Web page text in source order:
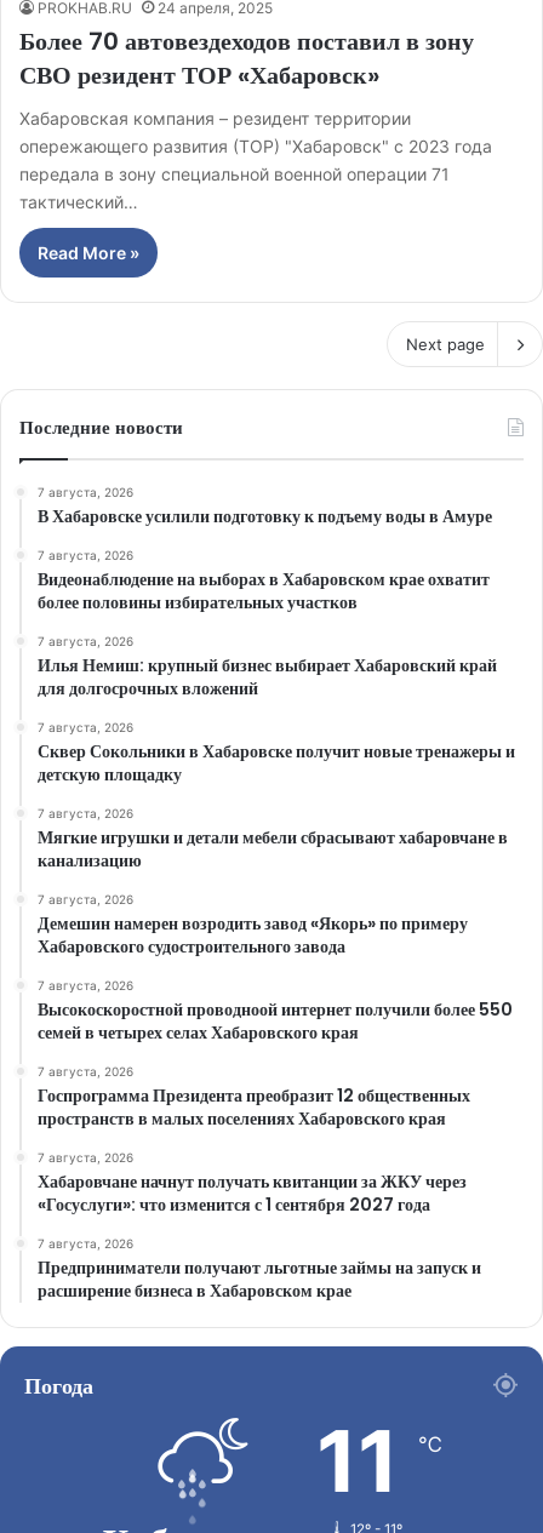
PROKHAB.RU 24 апреля, 2025
Более 70 автовездеходов поставил в зону
СВО резидент ТОР «Хабаровск»
Хабаровская компания – резидент территории
опережающего развития (ТОР) "Хабаровск" с 2023 года
передала в зону специальной военной операции 71
тактический…
Read More »
Next page
Последние новости
7 августа, 2026
В Хабаровске усилили подготовку к подъему воды в Амуре
7 августа, 2026
Видеонаблюдение на выборах в Хабаровском крае охватит
более половины избирательных участков
7 августа, 2026
Илья Немиш: крупный бизнес выбирает Хабаровский край
для долгосрочных вложений
7 августа, 2026
Сквер Сокольники в Хабаровске получит новые тренажеры и
детскую площадку
7 августа, 2026
Мягкие игрушки и детали мебели сбрасывают хабаровчане в
канализацию
7 августа, 2026
Демешин намерен возродить завод «Якорь» по примеру
Хабаровского судостроительного завода
7 августа, 2026
Высокоскоростной проводноой интернет получили более 550
семей в четырех селах Хабаровского края
7 августа, 2026
Госпрограмма Президента преобразит 12 общественных
пространств в малых поселениях Хабаровского края
7 августа, 2026
Хабаровчане начнут получать квитанции за ЖКУ через
«Госуслуги»: что изменится с 1 сентября 2027 года
7 августа, 2026
Предприниматели получают льготные займы на запуск и
расширение бизнеса в Хабаровском крае
Погода
11 ℃
12º - 11º